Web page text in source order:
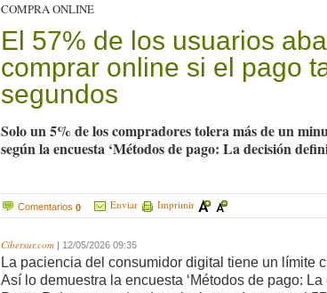
COMPRA ONLINE
El 57% de los usuarios
comprar online si el pago
segundos
Solo un 5% de los compradores tolera más de un
según la encuesta ‘Métodos de pago: La decisión
Comentarios 0 Enviar Imprimir
Cibersur.com 12/05/2026 09:35
La paciencia del consumidor digital tiene un límite
Así lo demuestra la encuesta ‘Métodos de pago: